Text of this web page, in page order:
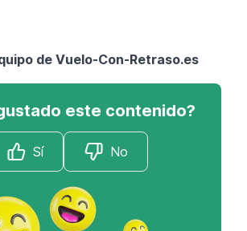
de Vuelo-Con-Retraso.es
este contenido?
Sí No